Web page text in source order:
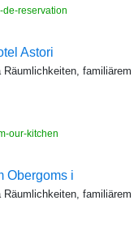
de-reservation
Astori
our-kitchen
Obergoms i